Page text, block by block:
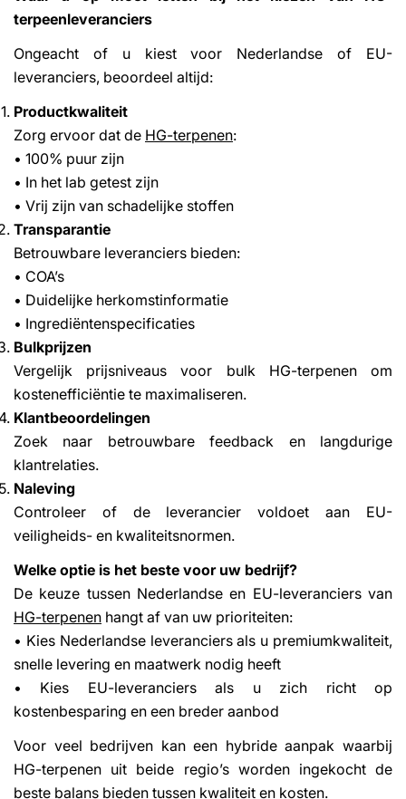
terpeenleveranciers
Ongeacht of u kiest voor Nederlandse of EU-
leveranciers, beoordeel altijd:
Productkwaliteit
Zorg ervoor dat de HG-terpenen:
• 100% puur zijn
• In het lab getest zijn
• Vrij zijn van schadelijke stoffen
Transparantie
Betrouwbare leveranciers bieden:
• COA’s
• Duidelijke herkomstinformatie
• Ingrediëntenspecificaties
Bulkprijzen
Vergelijk prijsniveaus voor bulk HG-terpenen om
kostenefficiëntie te maximaliseren.
Klantbeoordelingen
Zoek naar betrouwbare feedback en langdurige
klantrelaties.
Naleving
Controleer of de leverancier voldoet aan EU-
veiligheids- en kwaliteitsnormen.
Welke optie is het beste voor uw bedrijf?
De keuze tussen Nederlandse en EU-leveranciers van
HG-terpenen hangt af van uw prioriteiten:
• Kies Nederlandse leveranciers als u premiumkwaliteit,
snelle levering en maatwerk nodig heeft
• Kies EU-leveranciers als u zich richt op
kostenbesparing en een breder aanbod
Voor veel bedrijven kan een hybride aanpak waarbij
HG-terpenen uit beide regio’s worden ingekocht de
beste balans bieden tussen kwaliteit en kosten.